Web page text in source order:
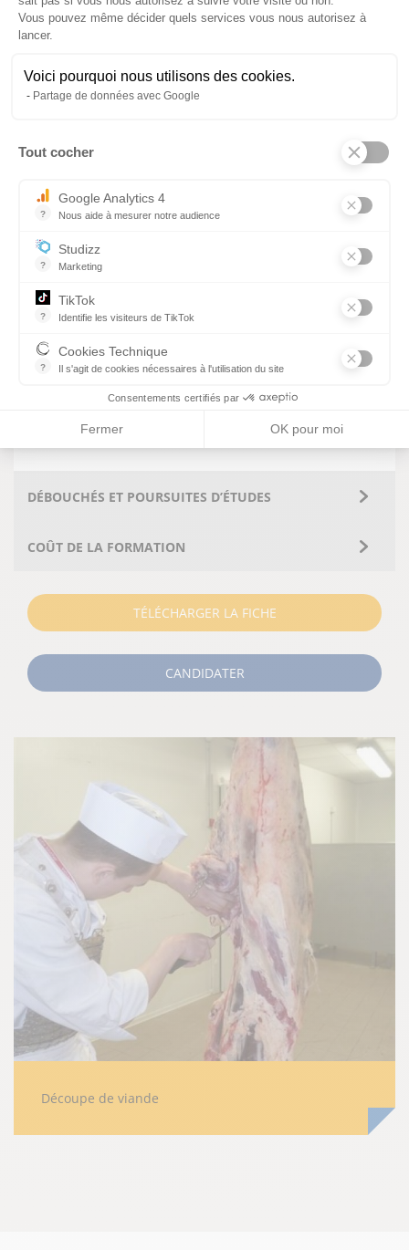
Vous pouvez même décider quels services vous nous autorisez à
lancer.
Voici pourquoi nous utilisons des cookies.
Partage de données avec Google
Tout cocher
?
Google Analytics 4
Nous aide à mesurer notre audience
?
Studizz
Marketing
?
TikTok
Identifie les visiteurs de TikTok
?
Cookies Technique
Il s'agit de cookies nécessaires à l'utilisation du site
Consentements certifiés par
Fermer OK pour moi
Pratique professionnelle
Expression et connaissance du monde
Langue vivante
MODALITÉS PÉDAGOGIQUES ET
Présentiel
Selon le référentiel d'examen :
Epreuves ponctuelles finales
MODALITÉS D'ACCES AUX
HANDICAP :
DÉBOUCHÉS ET POURSUITES D’ÉTUDES
COÛT DE LA FORMATION
TÉLÉCHARGER LA FICHE
CANDIDATER
Découpe de viande